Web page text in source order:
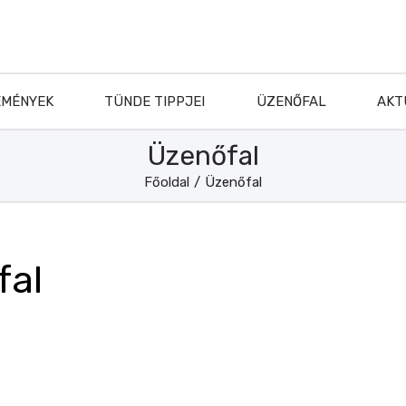
TÜNDE TIPPJEI ÜZENŐFAL
Üzenőfal
Főoldal / Üzenőfal